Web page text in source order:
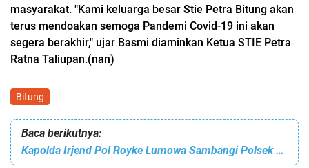
masyarakat. "Kami keluarga besar Stie Petra Bitung akan
terus mendoakan semoga Pandemi Covid-19 ini akan
segera berakhir," ujar Basmi diaminkan Ketua STIE Petra
Ratna Taliupan.(nan)
Bitung
Baca berikutnya:
Kapolda Irjend Pol Royke Lumowa Sambangi Polsek Pulau Lembeh Bitung